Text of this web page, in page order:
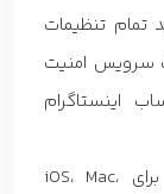
تمام تنظیمات
سرویس امنیت
اینستاگرام
Clario را روی دستگاه خود نصب کنید، برای iOS، Mac،